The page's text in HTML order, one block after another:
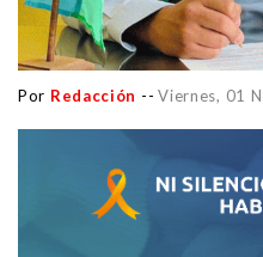
Por Redacción -- Viernes, 01